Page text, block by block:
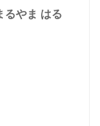
るやま はる